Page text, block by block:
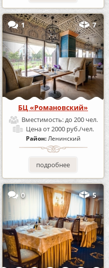
1 7
БЦ «Романовский»
Вместимость:до 200 чел.
Ценаот 2000 руб./чел.
Район:Ленинский
подробнее
0 5